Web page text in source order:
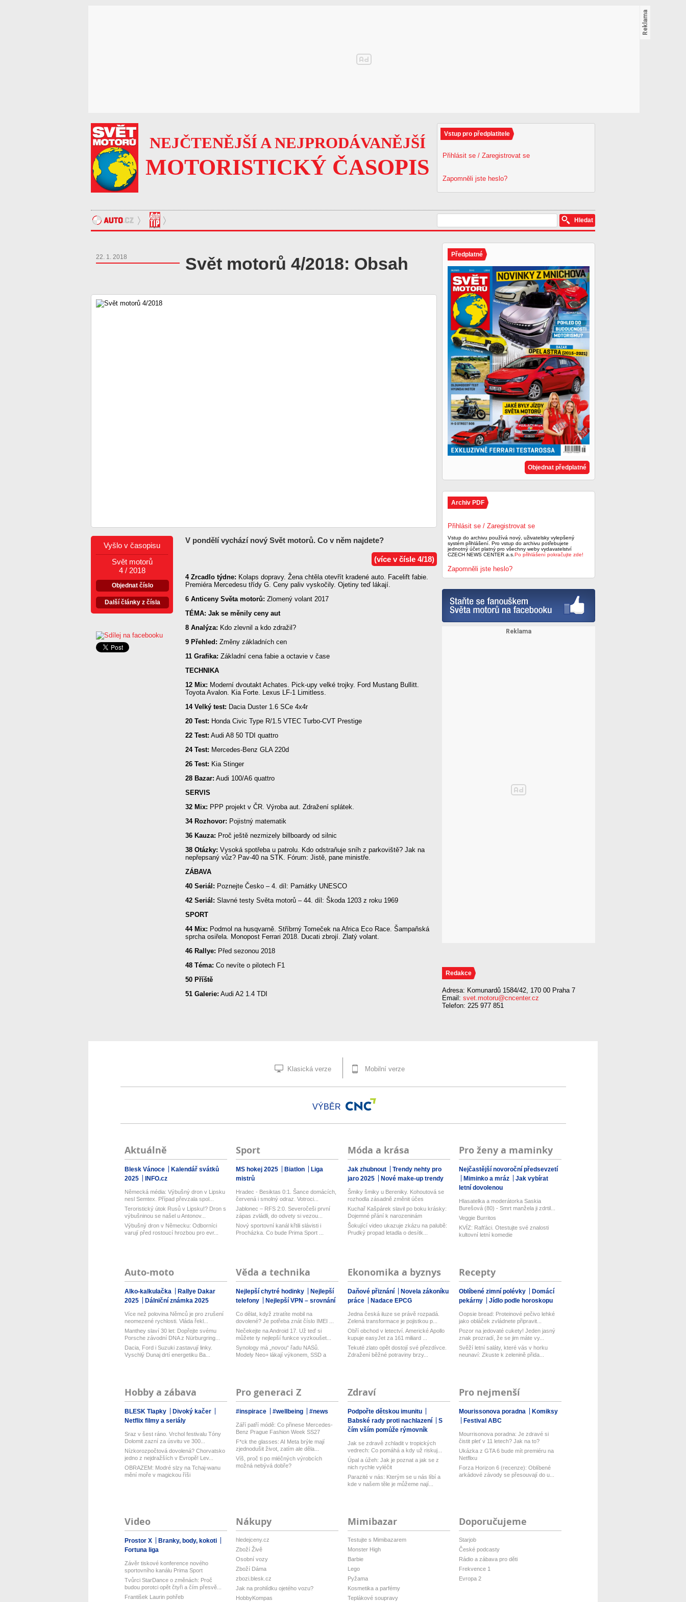
Vstup pro předplatitele
Přihlásit se / Zaregistrovat se
Zapomněli jste heslo?
NEJČTENĚJŠÍ A NEJPRODÁVANĚJŠÍ
MOTORISTICKÝ ČASOPIS
22. 1. 2018 Svět motorů 4/2018: Obsah
V pondělí vychází nový Svět motorů. Co v něm najdete?
(více v čísle 4/18)
4 Zrcadlo týdne: Kolaps dopravy. Žena chtěla otevřít kradené auto. Facelift fabie.
Premiéra Mercedesu třídy G. Ceny paliv vyskočily. Ojetiny teď lákají.
6 Anticeny Světa motorů: Zlomený volant 2017
TÉMA: Jak se měnily ceny aut
8 Analýza: Kdo zlevnil a kdo zdražil?
9 Přehled: Změny základních cen
11 Grafika: Základní cena fabie a octavie v čase
TECHNIKA
12 Mix: Moderní dvoutakt Achates. Pick-upy velké trojky. Ford Mustang Bullitt.
Toyota Avalon. Kia Forte. Lexus LF-1 Limitless.
14 Velký test: Dacia Duster 1.6 SCe 4x4r
20 Test: Honda Civic Type R/1.5 VTEC Turbo-CVT Prestige
22 Test: Audi A8 50 TDI quattro
24 Test: Mercedes-Benz GLA 220d
26 Test: Kia Stinger
28 Bazar: Audi 100/A6 quattro
SERVIS
32 Mix: PPP projekt v ČR. Výroba aut. Zdražení splátek.
34 Rozhovor: Pojistný matematik
36 Kauza: Proč ještě nezmizely billboardy od silnic
38 Otázky: Vysoká spotřeba u patrolu. Kdo odstraňuje sníh z parkoviště? Jak na
nepřepsaný vůz? Pav-40 na STK. Fórum: Jistě, pane ministře.
ZÁBAVA
40 Seriál: Poznejte Česko – 4. díl: Památky UNESCO
42 Seriál: Slavné testy Světa motorů – 44. díl: Škoda 1203 z roku 1969
SPORT
44 Mix: Podmol na husqvarně. Stříbrný Tomeček na Africa Eco Race. Šampaňská
sprcha osiřela. Monopost Ferrari 2018. Ducati zbrojí. Zlatý volant.
46 Rallye: Před sezonou 2018
48 Téma: Co nevíte o pilotech F1
50 Příště
51 Galerie: Audi A2 1.4 TDI
Vyšlo v časopisu
Svět motorů
4 / 2018
Objednat číslo
Další články z čísla
Předplatné
Objednat předplatné
Archiv PDF
Přihlásit se / Zaregistrovat se
Vstup do archivu používá nový, uživatelsky vylepšený
systém přihlášení. Pro vstup do archivu potřebujete
jednotný účet platný pro všechny weby vydavatelství
CZECH NEWS CENTER a.s. Po přihlášení pokračujte zde!
Zapomněli jste heslo?
Redakce
Adresa: Komunardů 1584/42, 170 00 Praha 7
Email: svet.motoru@cncenter.cz
Telefon: 225 977 851
Klasická verze Mobilní verze
VÝBĚR
Aktuálně
Blesk Vánoce
Kalendář svátků
2025
INFO.cz
Německá média: Výbušný dron v Lipsku
nesl Semtex. Případ převzala spol...
Teroristický útok Rusů v Lipsku!? Dron s
výbušninou se našel u Antonov...
Výbušný dron v Německu: Odborníci
varují před rostoucí hrozbou pro evr...
Sport
MS hokej 2025 Biatlon
Liga
mistrů
Hradec - Besiktas 0:1. Šance domácích,
červená i smolný odraz. Votroci...
Jablonec – RFS 2:0. Severočeši první
zápas zvládli, do odvety si vezou...
Nový sportovní kanál křtili slávisti i
Procházka. Co bude Prima Sport ...
Móda a krása
Jak zhubnout
Trendy nehty pro
jaro 2025
Nové make-up trendy
Šmiky šmiky u Bereniky. Kohoutová se
rozhodla zásadně změnit účes
Kuchař Kašpárek slavil po boku krásky:
Dojemné přání k narozeninám
Šokující video ukazuje zkázu na palubě:
Prudký propad letadla o desítk...
Pro ženy a maminky
Nejčastější novoroční předsevzetí
Miminko a mráz
Jak vybírat
letní dovolenou
Hlasatelka a moderátorka Saskia
Burešová (80) - Smrt manžela ji zdrtil...
Veggie Burritos
KVÍZ: Rafťáci. Otestujte své znalosti
kultovní letní komedie
Auto-moto
Alko-kalkulačka
Rallye Dakar
2025
Dálniční známka 2025
Více než polovina Němců je pro zrušení
neomezené rychlosti. Vláda řekl...
Manthey slaví 30 let: Dopřejte svému
Porsche závodní DNA z Nürburgring...
Dacia, Ford i Suzuki zastavují linky.
Vyschlý Dunaj drtí energetiku Ba...
Věda a technika
Nejlepší chytré hodinky
Nejlepší
telefony
Nejlepší VPN – srovnání
Co dělat, když ztratíte mobil na
dovolené? Je potřeba znát číslo IMEI ...
Nečekejte na Android 17. Už teď si
můžete ty nejlepší funkce vyzkoušet...
Synology má „novou“ řadu NASů.
Modely Neo+ lákají výkonem, SSD a
Ekonomika a byznys
Daňové přiznání
Novela zákoníku
práce
Nadace EPCG
Jedna česká iluze se právě rozpadá.
Zelená transformace je pojistkou p...
Obří obchod v letectví. Americké Apollo
kupuje easyJet za 161 miliard ...
Tekuté zlato opět dostojí své přezdívce.
Zdražení běžné potraviny brzy...
Recepty
Oblíbené zimní polévky
Domácí
pekárny
Jídlo podle horoskopu
Oopsie bread: Proteinové pečivo lehké
jako obláček zvládnete připravit...
Pozor na jedovaté cukety! Jeden jasný
znak prozradí, že se jim máte vy...
Svěží letní saláty, které vás v horku
neunaví: Zkuste k zelenině přida...
Hobby a zábava
BLESK Tlapky
Divoký kačer
Netflix filmy a seriály
Sraz v šest ráno. Vrchol festivalu Tóny
Dolomit zazní za úsvitu ve 300...
Nízkorozpočtová dovolená? Chorvatsko
jedno z nejdražších v Evropě! Lev...
OBRAZEM: Modré slzy na Tchaj-wanu
mění moře v magickou říši
Pro generaci Z
#inspirace #wellbeing #news
Září patří módě: Co přinese Mercedes-
Benz Prague Fashion Week SS27
F*ck the glasses: AI Meta brýle mají
zjednodušit život, zatím ale děla...
Víš, proč ti po mléčných výrobcích
možná nebývá dobře?
Zdraví
Podpořte dětskou imunitu
Babské rady proti nachlazení
S
čím vším pomůže rýmovník
Jak se zdravě zchladit v tropických
vedrech: Co pomáhá a kdy už riskuj...
Úpal a úžeh: Jak je poznat a jak se z
nich rychle vyléčit
Parazité v nás: Kterým se u nás líbí a
kde v našem těle je můžeme nají...
Pro nejmenší
Mourissonova poradna
Komiksy
Festival ABC
Mourrisonova poradna: Je zdravé si
čistit pleť v 11 letech? Jak na to?
Ukázka z GTA 6 bude mít premiéru na
Netflixu
Forza Horizon 6 (recenze): Oblíbené
arkádové závody se přesouvají do u...
Video
Prostor X
Branky, body, kokoti
Fortuna liga
Závěr tiskové konference nového
sportovního kanálu Prima Sport
Tvůrci StarDance o změnách: Proč
budou porotci opět čtyři a čím přesvě...
František Laurin pohřeb
Nákupy
hledejceny.cz
Zboží Živě
Osobní vozy
Zboží Dáma
zbozi.blesk.cz
Jak na prohlídku ojetého vozu?
HobbyKompas
Mimibazar
Testujte s Mimibazarem
Monster High
Barbie
Lego
Pyžama
Kosmetika a parfémy
Teplákové soupravy
Doporučujeme
Starjob
České podcasty
Rádio a zábava pro děti
Frekvence 1
Evropa 2